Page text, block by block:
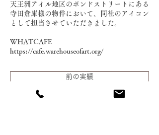
天王洲アイル地区のボンドストリートにある
寺田倉庫様の物件において、同社のアイコン
として担当させていただきました。
WHATCAFE
https://cafe.warehouseofart.org/
前の実績